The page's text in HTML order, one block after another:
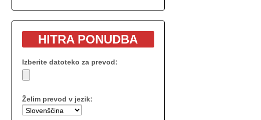
HITRA PONUDBA
Izberite datoteko za prevod:
Želim prevod v jezik: